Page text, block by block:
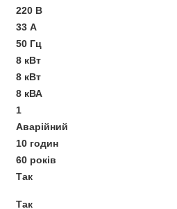
220 В
33 А
50 Гц
8 кВт
8 кВт
8 кВА
1
Аварійний
10 годин
60 років
Так
Так